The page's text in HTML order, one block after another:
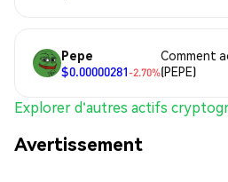
Pepe
$0.00000281-2.70%
Comment
(PEPE)
Explorer d'autres actifs
Avertissement